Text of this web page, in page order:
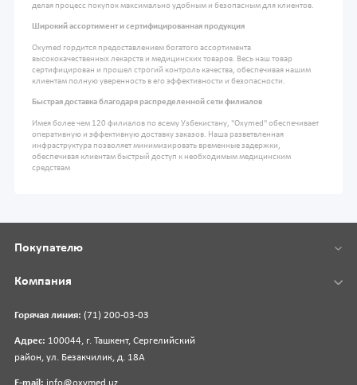
делая процесс покупок максимально удобным и безопасным для клиентов.
Широкий ассортимент и сертифицированная продукция
Oxymed гордится предоставлением богатого ассортимента
высококачественных лекарств и медицинских товаров. Весь наш товар
сертифицирован и прошел строгий контроль качества, обеспечивая нашим
клиентам полную уверенность в его эффективности и безопасности.
Быстрая доставка благодаря распределенной сети филиалов
Имея более чем 120 филиалов по всему Узбекистану, "Oxymed" обеспечивает
оперативную и эффективную доставку заказов. Наша разветвленная
инфраструктура позволяет минимизировать временные задержки,
обеспечивая клиентам быстрый доступ к необходимым медицинским
средствам
Горячая линия: (71) 200-03-03
Адрес: 100044, г. Ташкент, Сергелийский
район, ул. Безакчилик, д. 18А
E-mail: info@oxymed.uz
Покупателю
Компания